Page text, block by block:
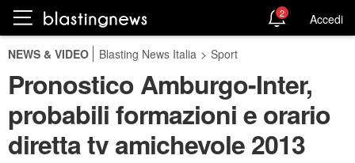
2 Accedi
NEWS & VIDEO Blasting News Italia > Sport
Pronostico Amburgo-Inter,
probabili formazioni e orario
diretta tv amichevole 2013